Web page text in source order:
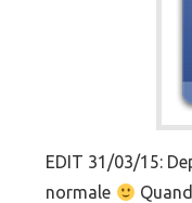
EDIT 31/03/15:
normale